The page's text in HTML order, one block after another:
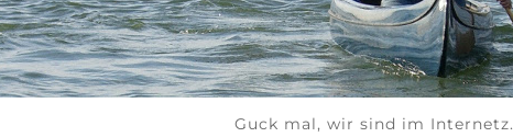
Guck mal, wir sind im Internetz.